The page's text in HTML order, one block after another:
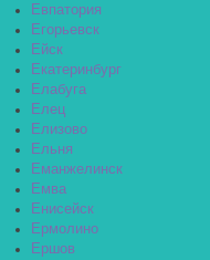
Евпатория
Егорьевск
Ейск
Екатеринбург
Елабуга
Елец
Елизово
Ельня
Еманжелинск
Емва
Енисейск
Ермолино
Ершов